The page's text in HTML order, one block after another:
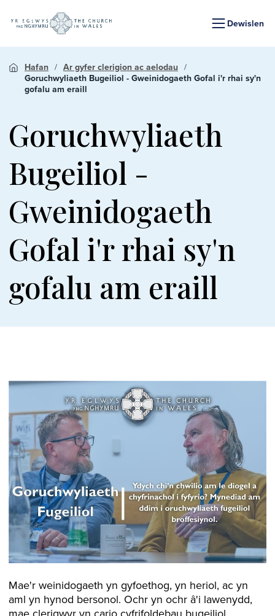
Dewislen
Hafan
Ar gyfer clerigion ac aelodau
Goruchwyliaeth Bugeiliol - Gweinidogaeth Gofal i'r rhai sy'n
gofalu am eraill
Goruchwyliaeth
Bugeiliol -
Gweinidogaeth
Gofal i'r rhai sy'n
gofalu am eraill
Mae'r weinidogaeth yn gyfoethog, yn heriol, ac yn
aml yn hynod bersonol. Ochr yn ochr â'i lawenydd,